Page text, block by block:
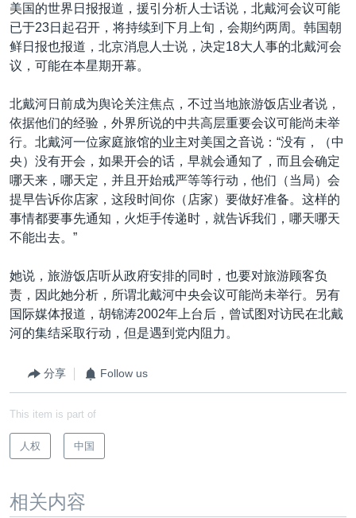
美国的世界日报报道，援引分析人士话说，北戴河会议可能
已于23日起召开，将持续到下月上旬，会期约两周。韩国朝
鲜日报也报道，北京消息人士说，决定18大人事的北戴河会
议，可能在本星期开幕。
北戴河日前成为舆论关注焦点，不过当地旅游饭店业者说，
依据他们的经验，外界所说的中共高层重要会议可能尚未举
行。北戴河一位家庭旅馆的业主对美国之音说：“没有，（中
央）没有开会，如果开会的话，早就会通知了，而且会确定
哪天来，哪天定，并且开始戒严等等行动，他们（当局）会
提早告诉你店家，这段时间你（店家）要做好准备。这样的
事情都要事先通知，火炬手传递时，就告诉我们，哪天哪天
不能出去。”
她说，旅游饭店听从政府安排的同时，也要对旅游顾客负
责，因此她分析，所谓北戴河中央会议可能尚未举行。另有
国际媒体报道，胡锦涛2002年上台后，曾试图对访民在北戴
河的集结采取行动，但是遇到党内阻力。
分享 Follow us
This item is part of
人权 中国
相关内容